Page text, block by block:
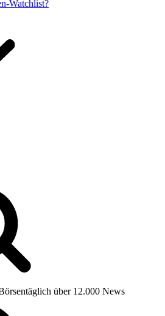
Watchlist?
über 12.000 News